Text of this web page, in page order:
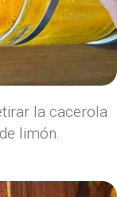
la cacerola
limón.